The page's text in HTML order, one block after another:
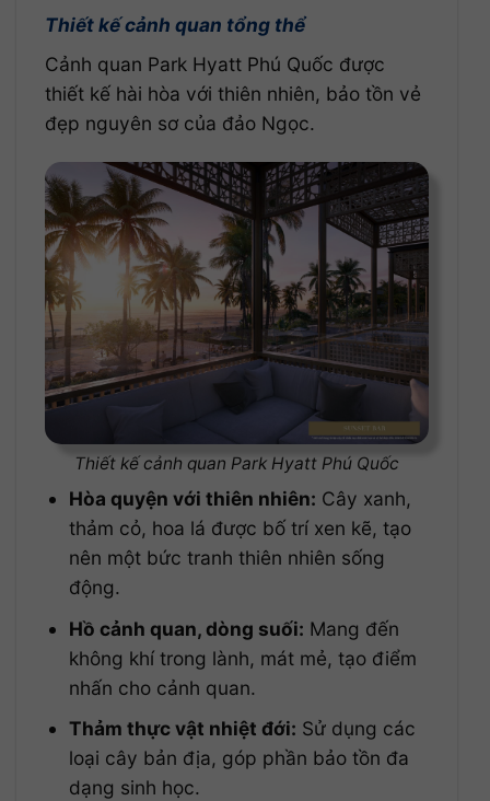
Thiết kế cảnh quan tổng thể
Cảnh quan Park Hyatt Phú Quốc được
thiết kế hài hòa với thiên nhiên, bảo tồn vẻ
đẹp nguyên sơ của đảo Ngọc.
Thiết kế cảnh quan Park Hyatt Phú Quốc
Hòa quyện với thiên nhiên: Cây xanh,
thảm cỏ, hoa lá được bố trí xen kẽ, tạo
nên một bức tranh thiên nhiên sống
động.
Hồ cảnh quan, dòng suối: Mang đến
không khí trong lành, mát mẻ, tạo điểm
nhấn cho cảnh quan.
Thảm thực vật nhiệt đới: Sử dụng các
loại cây bản địa, góp phần bảo tồn đa
dạng sinh học.